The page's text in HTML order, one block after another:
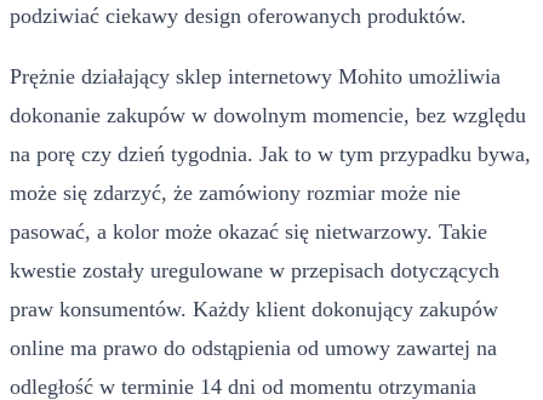
podziwiać ciekawy design oferowanych produktów.
Prężnie działający sklep internetowy Mohito umożliwia
dokonanie zakupów w dowolnym momencie, bez względu
na porę czy dzień tygodnia. Jak to w tym przypadku bywa,
może się zdarzyć, że zamówiony rozmiar może nie
pasować, a kolor może okazać się nietwarzowy. Takie
kwestie zostały uregulowane w przepisach dotyczących
praw konsumentów. Każdy klient dokonujący zakupów
online ma prawo do odstąpienia od umowy zawartej na
odległość w terminie 14 dni od momentu otrzymania